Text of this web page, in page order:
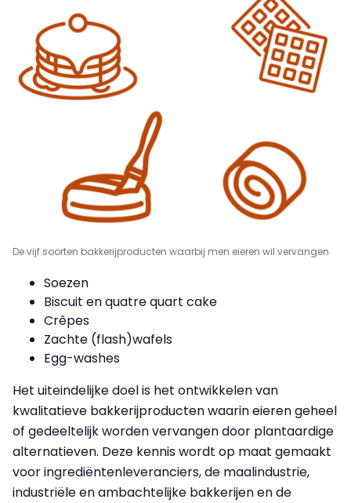
De vijf soorten bakkerijproducten waarbij men eieren wil vervangen
Soezen
Biscuit en quatre quart cake
Crêpes
Zachte (flash)wafels
Egg-washes
Het uiteindelijke doel is het ontwikkelen van
kwalitatieve bakkerijproducten waarin eieren geheel
of gedeeltelijk worden vervangen door plantaardige
alternatieven. Deze kennis wordt op maat gemaakt
voor ingrediëntenleveranciers, de maalindustrie,
industriële en ambachtelijke bakkerijen en de